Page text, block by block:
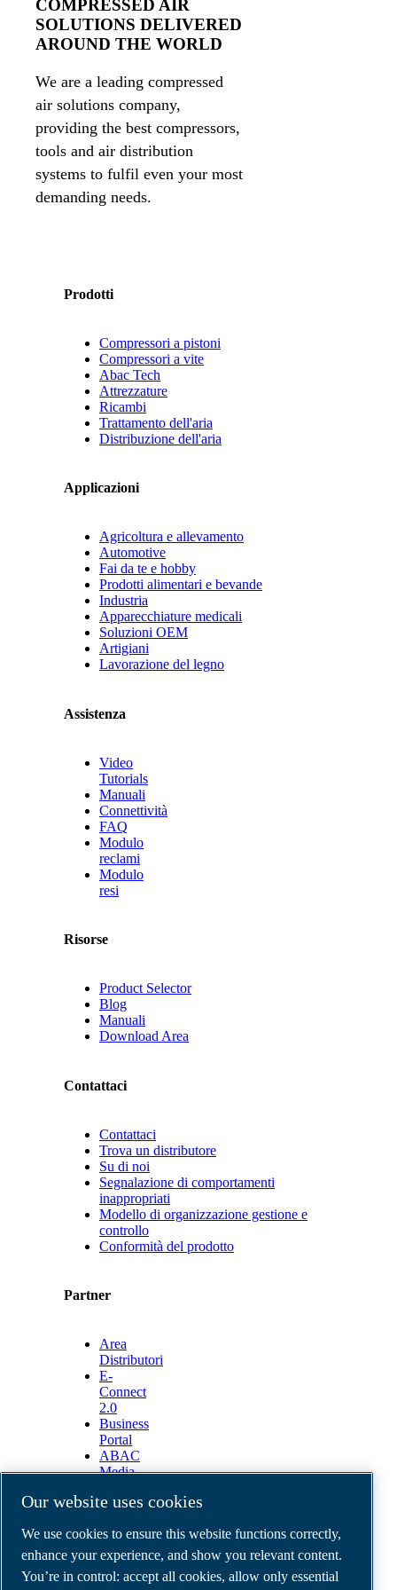
COMPRESSED AIR
SOLUTIONS DELIVERED
AROUND THE WORLD
We are a leading compressed
air solutions company,
providing the best compressors,
tools and air distribution
systems to fulfil even your most
demanding needs.
Prodotti
Compressori a pistoni
Compressori a vite
Abac Tech
Attrezzature
Ricambi
Trattamento dell'aria
Distribuzione dell'aria
Applicazioni
Agricoltura e allevamento
Automotive
Fai da te e hobby
Prodotti alimentari e bevande
Industria
Apparecchiature medicali
Soluzioni OEM
Artigiani
Lavorazione del legno
Assistenza
Video
Tutorials
Manuali
Connettività
FAQ
Modulo
reclami
Modulo
resi
Risorse
Product Selector
Blog
Manuali
Download Area
Contattaci
Contattaci
Trova un distributore
Su di noi
Segnalazione di comportamenti
inappropriati
Modello di organizzazione gestione e
controllo
Conformità del prodotto
Partner
Area
Distributori
E-
Connect
2.0
Business
Portal
ABAC
Media
Legal & Privacy Notices
Order return form
Order claim form
Our website uses cookies
We use cookies to ensure this website functions correctly,
enhance your experience, and show you relevant content.
You’re in control: accept all cookies, allow only essential